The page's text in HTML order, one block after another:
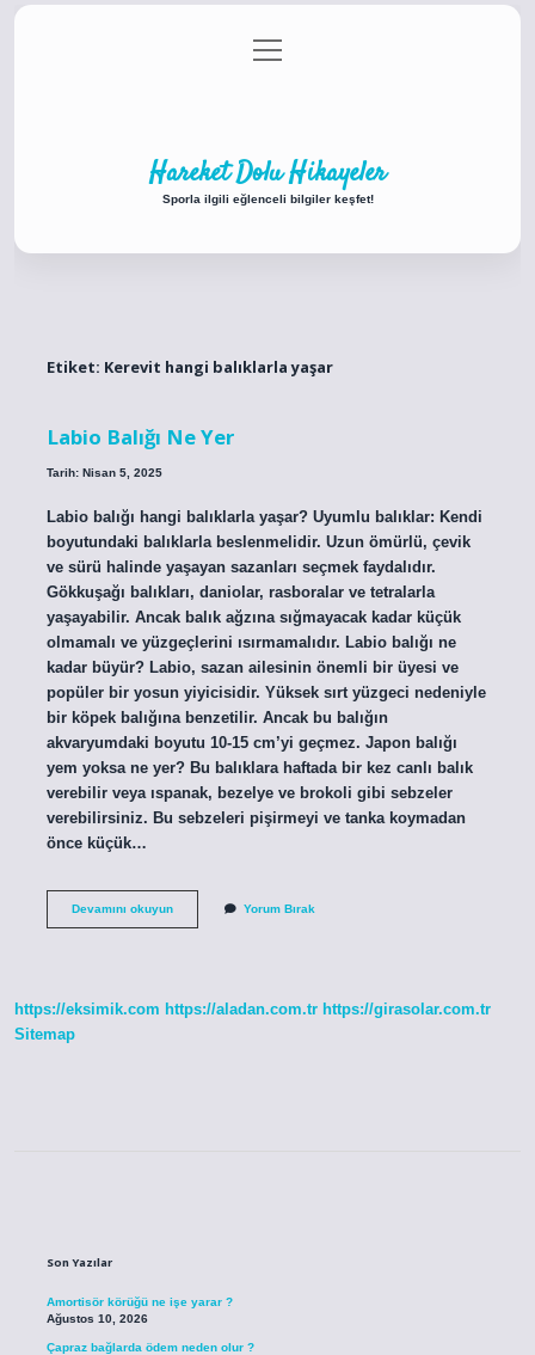
Gizlilik Politikası
menüyü
aç
Hareket Dolu Hikayeler
Sporla ilgili eğlenceli bilgiler keşfet!
Etiket: Kerevit hangi balıklarla yaşar
Labio Balığı Ne Yer
Tarih: Nisan 5, 2025
Labio balığı hangi balıklarla yaşar? Uyumlu balıklar: Kendi
boyutundaki balıklarla beslenmelidir. Uzun ömürlü, çevik
ve sürü halinde yaşayan sazanları seçmek faydalıdır.
Gökkuşağı balıkları, daniolar, rasboralar ve tetralarla
yaşayabilir. Ancak balık ağzına sığmayacak kadar küçük
olmamalı ve yüzgeçlerini ısırmamalıdır. Labio balığı ne
kadar büyür? Labio, sazan ailesinin önemli bir üyesi ve
popüler bir yosun yiyicisidir. Yüksek sırt yüzgeci nedeniyle
bir köpek balığına benzetilir. Ancak bu balığın
akvaryumdaki boyutu 10-15 cm’yi geçmez. Japon balığı
yem yoksa ne yer? Bu balıklara haftada bir kez canlı balık
verebilir veya ıspanak, bezelye ve brokoli gibi sebzeler
verebilirsiniz. Bu sebzeleri pişirmeyi ve tanka koymadan
önce küçük…
Devamını okuyunLabio
Yorum Bırak
https://eksimik.com https://aladan.com.tr https://girasolar.com.tr
Sitemap
Son Yazılar
Amortisör körüğü ne işe yarar ?
Ağustos 10, 2026
Çapraz bağlarda ödem neden olur ?